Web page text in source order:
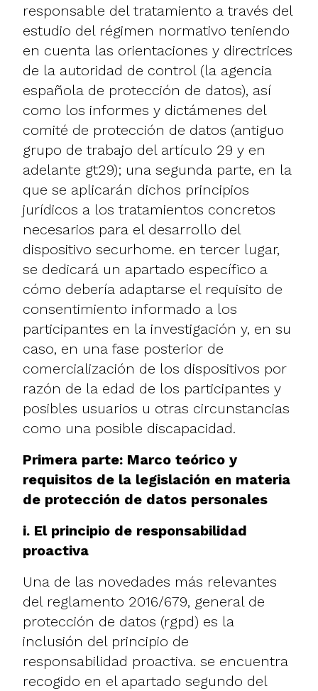
responsable del tratamiento a través del
estudio del régimen normativo teniendo
en cuenta las orientaciones y directrices
de la autoridad de control (la agencia
española de protección de datos), así
como los informes y dictámenes del
comité de protección de datos (antiguo
grupo de trabajo del artículo 29 y en
adelante gt29); una segunda parte, en la
que se aplicarán dichos principios
jurídicos a los tratamientos concretos
necesarios para el desarrollo del
dispositivo securhome. en tercer lugar,
se dedicará un apartado específico a
cómo debería adaptarse el requisito de
consentimiento informado a los
participantes en la investigación y, en su
caso, en una fase posterior de
comercialización de los dispositivos por
razón de la edad de los participantes y
posibles usuarios u otras circunstancias
como una posible discapacidad.
Primera parte: Marco teórico y
requisitos de la legislación en materia
de protección de datos personales
i. El principio de responsabilidad
proactiva
Una de las novedades más relevantes
del reglamento 2016/679, general de
protección de datos (rgpd) es la
inclusión del principio de
responsabilidad proactiva. se encuentra
recogido en el apartado segundo del